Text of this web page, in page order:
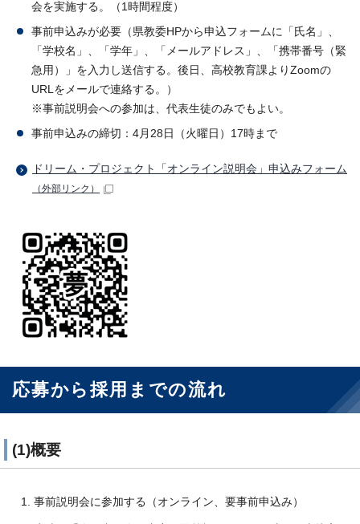
会を実施する。（1時間程度）
事前申込みが必要（県教委HPから申込フォームに「氏名」、
「学校名」、「学年」、「メールアドレス」、「携帯番号（緊
急用）」を入力し送信する。後日、高校教育課よりZoomの
URLをメールで連絡する。）
※事前説明会への参加は、代表生徒のみでもよい。
事前申込みの締切：4月28日（火曜日）17時まで
ドリーム・プロジェクト「オンライン説明会」申込みフォーム
（外部リンク）
応募から採用までの流れ
(1)概要
事前説明会に参加する（オンライン、要事前申込み）